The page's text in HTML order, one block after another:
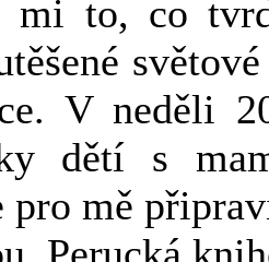
mi to, co
V neděli
dětí s
pro mě